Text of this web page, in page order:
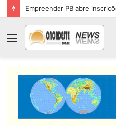
Menu